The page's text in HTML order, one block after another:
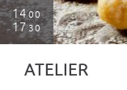
14 00
1730
ATELIER